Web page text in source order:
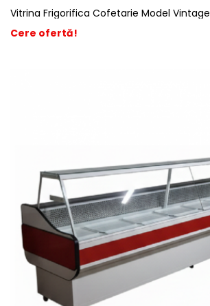
Vitrina Frigorifica Cofetarie Model Vintage
Cere ofertă!